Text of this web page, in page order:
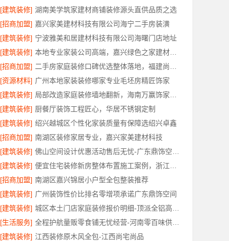
[建筑装修] 湖南美学筑家建材商铺装修源头直供品质之选
[招商加盟] 嘉兴家美建材科技有限公司海宁二手房装潢
[建筑装修] 宁波雅美和居建材科技有限公司海曙门店地址
[建筑装修]
[招商加盟]
[资源材料] 广州本地家装装修哪家专业毛坯房精匠饰家
[建筑装修]
[建筑装修] 厨餐厅装饰工程匠心，华居不锈钢定制
[建筑装修] 绍兴越城区个性化家装质量有保障选绍兴卓鑫
[招商加盟] 南湖区装修家居专业，嘉兴家美建材科技
[建筑装修]
[建筑装修]
[招商加盟] 南湖区嘉兴锦居小户型全包整装推荐
[建筑装修] 广州装饰性价比排名零增项承诺广东鼎饰空间
[建筑装修]
[生活服务]
[建筑装修] 江西装修原木风全包-江西尚宅尚品